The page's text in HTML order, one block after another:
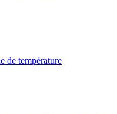
de température